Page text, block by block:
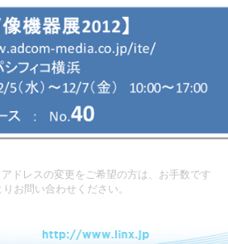
ドレスの変更をご希望の方は、お手数です
お問い合わせください。